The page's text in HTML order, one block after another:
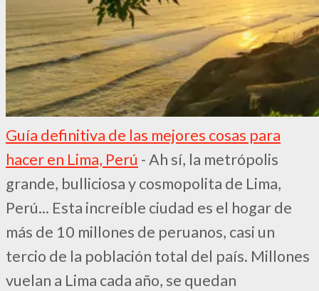
Guía definitiva de las mejores cosas para
hacer en Lima, Perú -Ah sí, la metrópolis
grande, bulliciosa y cosmopolita de Lima,
Perú... Esta increíble ciudad es el hogar de
más de 10 millones de peruanos, casi un
tercio de la población total del país. Millones
vuelan a Lima cada año, se quedan